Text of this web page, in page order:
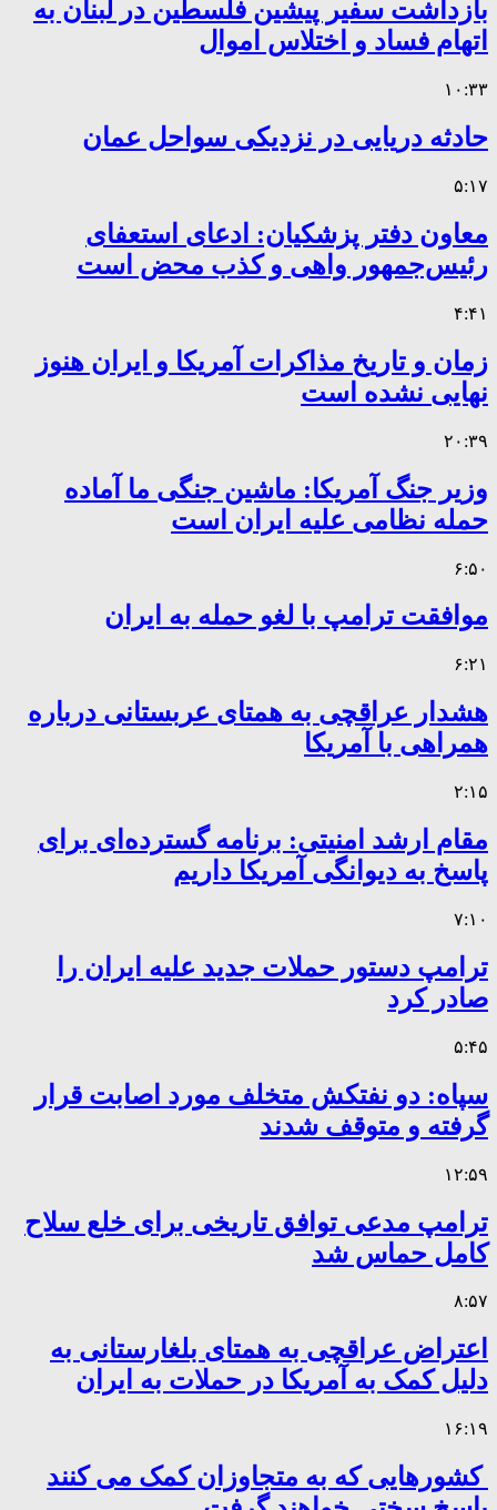
بازداشت سفیر پیشین فلسطین در لبنان به
اتهام فساد و اختلاس اموال
۱۰:۳۳
حادثه دریایی در نزدیکی سواحل عمان
۵:۱۷
معاون دفتر پزشکیان: ادعای استعفای
رئیس‌جمهور واهی و کذب محض است
۴:۴۱
زمان و تاریخ مذاکرات آمریکا و ایران هنوز
نهایی نشده است
۲۰:۳۹
وزیر جنگ آمریکا: ماشین جنگی ما آماده
حمله نظامی علیه ایران است
۶:۵۰
موافقت ترامپ با لغو حمله به ایران
۶:۲۱
هشدار عراقچی به همتای عربستانی درباره
همراهی با آمریکا
۲:۱۵
مقام ارشد امنیتی: برنامه گسترده‌ای برای
پاسخ به دیوانگی آمریکا داریم
۷:۱۰
ترامپ دستور حملات جدید علیه ایران را
صادر کرد
۵:۴۵
سپاه: دو نفتکش متخلف مورد اصابت قرار
گرفته و متوقف شدند
۱۲:۵۹
ترامپ مدعی توافق تاریخی برای خلع سلاح
کامل حماس شد
۸:۵۷
اعتراض عراقچی به همتای بلغارستانی به
دلیل کمک به آمریکا در حملات به ایران
۱۶:۱۹
کشورهایی که به متجاوزان کمک می کنند